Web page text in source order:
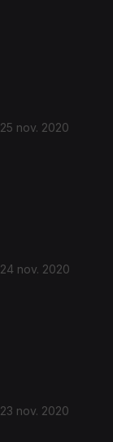
25 nov. 2020
24 nov. 2020
23 nov. 2020